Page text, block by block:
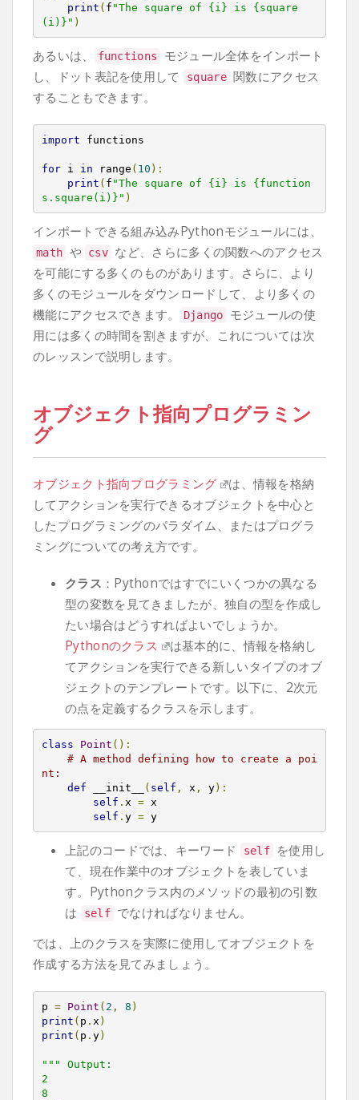
print ( f "The square of {i} is {square
(i)}" )
あるいは、 functions
モジュール全体をインポート
し、ドット表記を使用して
square 関数にアクセス
することもできます。
import functions
for i in range ( 10 ):
print ( f "The square of {i} is {function
s.square(i)}" )
インポートできる組み込みPythonモジュールには、
math や csv など、さらに多くの関数へのアクセス
を可能にする多くのものがあります。さらに、より
多くのモジュールをダウンロードして、より多くの
機能にアクセスできます。
Django
モジュールの使
用には多くの時間を割きますが、これについては次
のレッスンで説明します。
オブジェクト指向プログラミン
グ
オブジェクト指向プログラミング
は、情報を格納
してアクションを実行できるオブジェクトを中心と
したプログラミングのパラダイム、またはプログラ
ミングについての考え方です。
クラス ：Pythonではすでにいくつかの異なる
型の変数を見てきましたが、独自の型を作成し
たい場合はどうすればよいでしょうか。
Pythonのクラス
は基本的に、情報を格納し
てアクションを実行できる新しいタイプのオブ
ジェクトのテンプレートです。以下に、2次元
の点を定義するクラスを示します。
class Point ():
# A method defining how to create a poi
nt:
def __init__ ( self , x , y):
self . x = x
self . y = y
上記のコードでは、キーワード self
を使用し
て、現在作業中のオブジェクトを表していま
す。Pythonクラス内のメソッドの最初の引数
は
self でなければなりません。
では、上のクラスを実際に使用してオブジェクトを
作成する方法を見てみましょう。
p = Point ( 2 , 8 )
print ( p . x )
print ( p . y)
""" Output:
2
8